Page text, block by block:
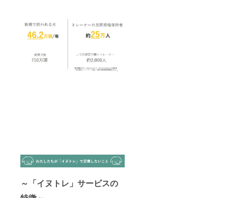
～「イヌトレ」サービスの